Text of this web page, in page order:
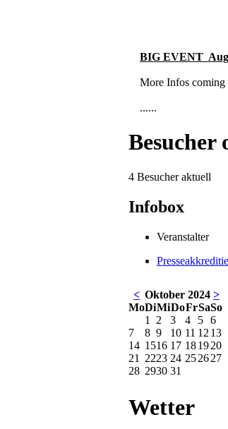
BIG EVENT
More Infos coming
......
Besucher
4 Besucher aktuell
Infobox
Veranstalter
< Oktober 2024 >
MoDiMiDoFrSaSo
1
2 3 4 5 6
7
8 9 10 11 12 13
14 1516 17 181920
21
2223 24 252627
28 2930 31
Wetter